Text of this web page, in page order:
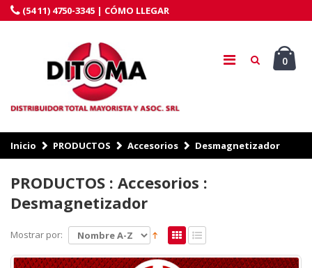
(54 11) 4750-3345 | CÓMO LLEGAR
0
Inicio PRODUCTOS Accesorios Desmagnetizador
PRODUCTOS : Accesorios :
Desmagnetizador
Mostrar por: